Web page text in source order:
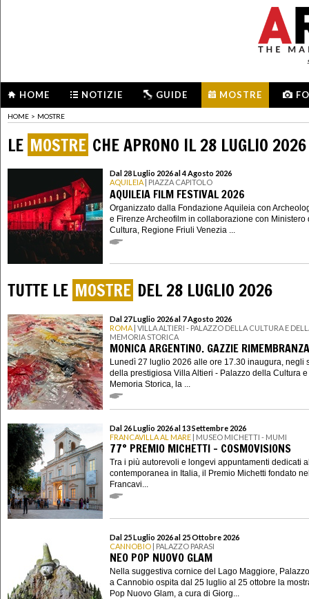
HOME NOTIZIE GUIDE MOSTRE
HOME > MOSTRE
LE MOSTRE CHE APRONO IL 28 LUGLIO 2026
Dal 28 Luglio 2026 al 4 Agosto 2026
AQUILEIA | PIAZZA CAPITOLO
AQUILEIA FILM FESTIVAL 2026
Organizzato dalla Fondazione Aquileia con
e Firenze Archeofilm in collaborazione con Ministero
Cultura, Regione Friuli Venezia ...
TUTTE LE MOSTRE DEL 28 LUGLIO 2026
Dal 27 Luglio 2026 al 7 Agosto 2026
ROMA | VILLA ALTIERI - PALAZZO DELLA CULTURA E
MEMORIA STORICA
MONICA ARGENTINO. GAZZIE RIMEMBRANZA
Lunedì 27 luglio 2026 alle ore 17.30 inaugura, negli
della prestigiosa Villa Altieri - Palazzo della Cultura
Memoria Storica, la ...
Dal 26 Luglio 2026 al 13 Settembre 2026
FRANCAVILLA AL MARE | MUSEO MICHETTI - MUMI
77° PREMIO MICHETTI - COSMOVISIONS
Tra i più autorevoli e longevi appuntamenti dedicati
contemporanea in Italia, il Premio Michetti fondato
Francavi...
Dal 25 Luglio 2026 al 25 Ottobre 2026
CANNOBIO | PALAZZO PARASI
NEO POP NUOVO GLAM
Nella suggestiva cornice del Lago Maggiore,
a Cannobio ospita dal 25 luglio al 25 ottobre la
Pop Nuovo Glam, a cura di Giorg...